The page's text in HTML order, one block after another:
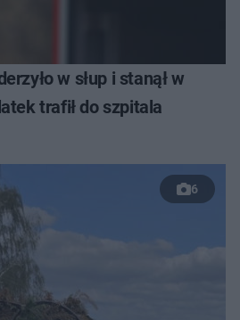
w słup i stanął w
trafił do szpitala
6